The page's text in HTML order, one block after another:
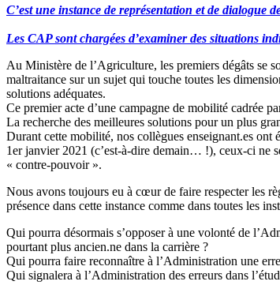
C’est une instance de représentation et de dialogue
Les CAP sont chargées d’examiner des situations
Au Ministère de l’Agriculture, les premiers dégâts se
maltraitance sur un sujet qui touche toutes les
solutions adéquates.
Ce premier acte d’une campagne de mobilité cadrée
La recherche des meilleures solutions pour un plus
Durant cette mobilité, nos collègues enseignant.es
1er janvier 2021 (c’est-à-dire demain… !), ceux-ci ne
« contre-pouvoir ».
Nous avons toujours eu à cœur de faire respecter les
présence dans cette instance comme dans toutes les
Qui pourra désormais s’opposer à une volonté de
pourtant plus ancien.ne dans la carrière ?
Qui pourra faire reconnaître à l’Administration une
Qui signalera à l’Administration des erreurs dans